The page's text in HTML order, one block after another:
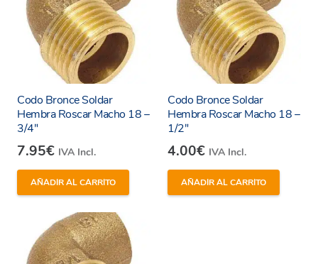
Codo Bronce Soldar
Hembra Roscar Macho 18 –
3/4″
7.95€ IVA Incl.
AÑADIR AL CARRITO
Codo Bronce Soldar
Hembra Roscar Macho 18 –
1/2″
4.00€ IVA Incl.
AÑADIR AL CARRITO